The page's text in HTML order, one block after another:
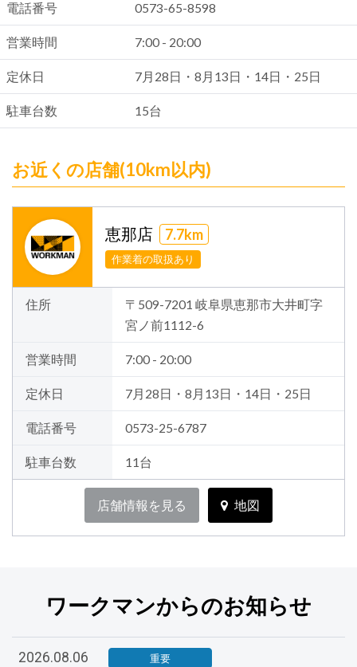
電話番号 0573-65-8598
営業時間 7:00 - 20:00
定休日 7月28日・8月13日・14日・25日
駐車台数 15台
お近くの店舗(10km以内)
恵那店 7.7km
作業着の取扱あり
住所
〒509-7201 岐阜県恵那市大井町字
宮ノ前1112-6
営業時間 7:00 - 20:00
定休日 7月28日・8月13日・14日・25日
電話番号 0573-25-6787
駐車台数 11台
店舗情報を見る 地図
ワークマンからのお知らせ
2026.08.06 重要